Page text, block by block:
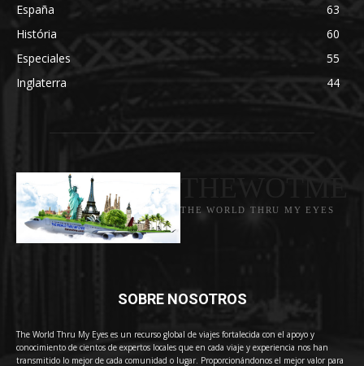
España
63
História
60
Especiales
55
Inglaterra
44
THE WORLD THRU MY EYES
SOBRE NOSOTROS
The World Thru My Eyes es un recurso global de viajes fortalecida con el apoyo y
conocimiento de cientos de expertos locales que en cada viaje y experiencia nos han
transmitido lo mejor de cada comunidad o lugar. Proporcionándonos el mejor valor para